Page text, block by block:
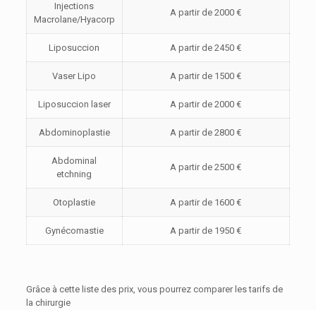
Injections
Macrolane/Hyacorp
A partir de 2000 €
Liposuccion A partir de 2450 €
Vaser Lipo A partir de 1500 €
Liposuccion laser A partir de 2000 €
Abdominoplastie A partir de 2800 €
Abdominal
etchning
A partir de 2500 €
Otoplastie A partir de 1600 €
Gynécomastie A partir de 1950 €
Grâce à cette liste des prix, vous pourrez comparer les tarifs de
la chirurgie